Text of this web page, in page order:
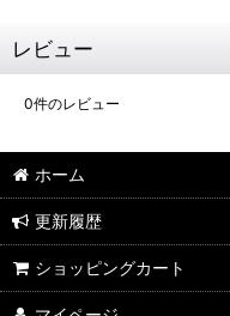
レビュー
0件のレビュー
ホーム
更新履歴
ショッピングカート